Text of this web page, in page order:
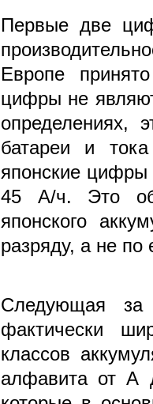
Первые две
Европе
цифры не
определениях,
батареи и
японские цифры
45 А/ч. Это
японского
разряду, а не по
Следующая за
фактически
классов
алфавита от А